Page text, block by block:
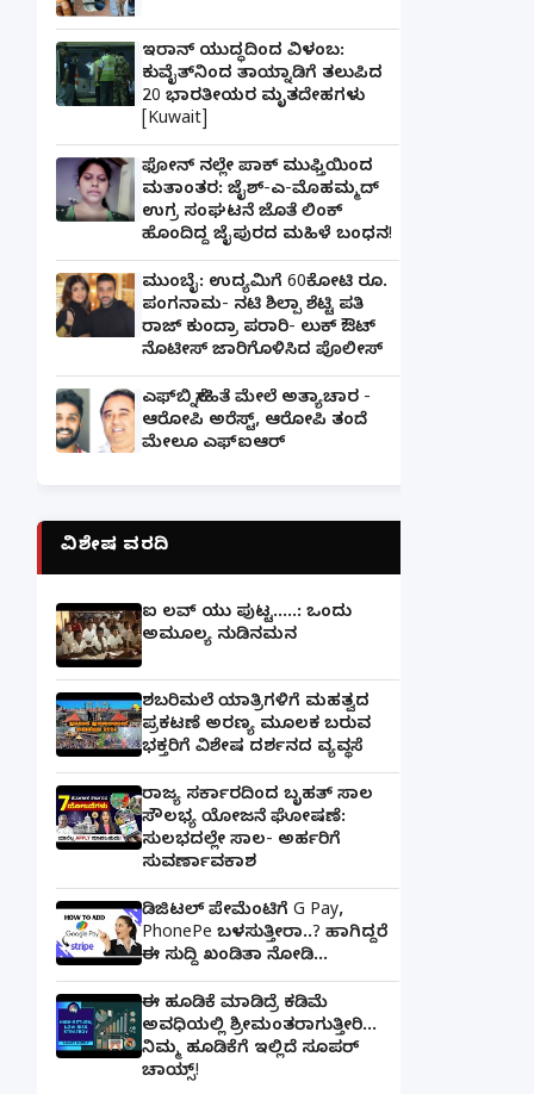
ಇರಾನ್ ಯುದ್ಧದಿಂದ ವಿಳಂಬ:
ಕುವೈತ್‌ನಿಂದ ತಾಯ್ನಾಡಿಗೆ ತಲುಪಿದ
20 ಭಾರತೀಯರ ಮೃತದೇಹಗಳು
[Kuwait]
ಫೋನ್ ನಲ್ಲೇ ಪಾಕ್ ಮುಫ್ತಿಯಿಂದ
ಮತಾಂತರ: ಜೈಶ್-ಎ-ಮೊಹಮ್ಮದ್
ಉಗ್ರ ಸಂಘಟನೆ ಜೊತೆ ಲಿಂಕ್
ಹೊಂದಿದ್ದ ಜೈಪುರದ ಮಹಿಳೆ ಬಂಧನ!
ಮುಂಬೈ: ಉದ್ಯಮಿಗೆ 60ಕೋಟಿ ರೂ.
ಪಂಗನಾಮ- ನಟಿ ಶಿಲ್ಪಾ ಶೆಟ್ಟಿ ಪತಿ
ರಾಜ್ ಕುಂದ್ರಾ ಪರಾರಿ- ಲುಕ್ ಔಟ್
ನೊಟೀಸ್ ಜಾರಿಗೊಳಿಸಿದ ಪೊಲೀಸ್
ಎಫ್‌ಬಿ ಸ್ನೇಹಿತೆ ಮೇಲೆ ಅತ್ಯಾಚಾರ -
ಆರೋಪಿ ಅರೆಸ್ಟ್, ಆರೋಪಿ ತಂದೆ
ಮೇಲೂ ಎಫ್ಐಆರ್
ವಿಶೇಷ ವರದಿ
ಐ ಲವ್ ಯು ಪುಟ್ಟ.....: ಒಂದು
ಅಮೂಲ್ಯ ನುಡಿನಮನ
ಶಬರಿಮಲೆ ಯಾತ್ರಿಗಳಿಗೆ ಮಹತ್ವದ
ಪ್ರಕಟಣೆ ಅರಣ್ಯ ಮೂಲಕ ಬರುವ
ಭಕ್ತರಿಗೆ ವಿಶೇಷ ದರ್ಶನದ ವ್ಯವಸ್ಥೆ
ರಾಜ್ಯ ಸರ್ಕಾರದಿಂದ ಬೃಹತ್ ಸಾಲ
ಸೌಲಭ್ಯ ಯೋಜನೆ ಘೋಷಣೆ:
ಸುಲಭದಲ್ಲೇ ಸಾಲ- ಅರ್ಹರಿಗೆ
ಸುವರ್ಣಾವಕಾಶ
ಡಿಜಿಟಲ್ ಪೇಮೆಂಟಿಗೆ G Pay,
PhonePe ಬಳಸುತ್ತೀರಾ..? ಹಾಗಿದ್ದರೆ
ಈ ಸುದ್ದಿ ಖಂಡಿತಾ ನೋಡಿ...
ಈ ಹೂಡಿಕೆ ಮಾಡಿದ್ರೆ ಕಡಿಮೆ
ಅವಧಿಯಲ್ಲಿ ಶ್ರೀಮಂತರಾಗುತ್ತೀರಿ...
ನಿಮ್ಮ ಹೂಡಿಕೆಗೆ ಇಲ್ಲಿದೆ ಸೂಪರ್
ಚಾಯ್ಸ್‌!